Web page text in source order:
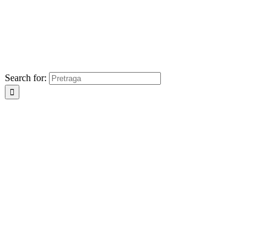
Search for: